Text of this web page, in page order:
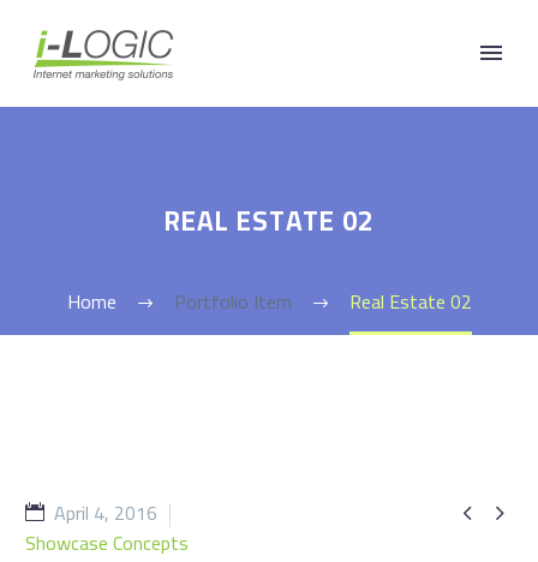
REAL ESTATE 02
Home Portfolio Item Real Estate 02
 
April 4, 2016
Showcase Concepts